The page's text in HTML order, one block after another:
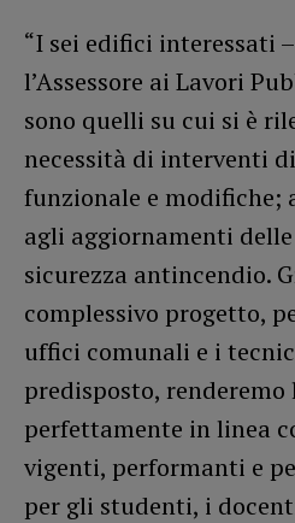
“I sei edifici interessati
l’Assessore ai Lavori
sono quelli su cui si è
necessità di interventi
funzionale e modifiche;
agli aggiornamenti
sicurezza antincendio.
complessivo progetto,
uffici comunali e i
predisposto, renderemo
perfettamente in linea
vigenti, performanti e
per gli studenti, i